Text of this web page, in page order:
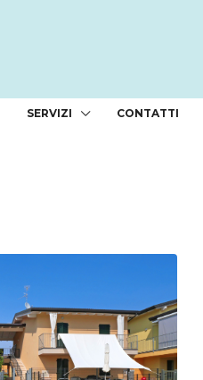
SERVIZI CONTATTI